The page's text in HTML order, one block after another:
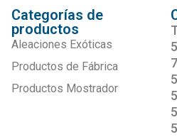
Categorías de
productos
Aleaciones Exóticas
Productos de Fábrica
Productos Mostrador